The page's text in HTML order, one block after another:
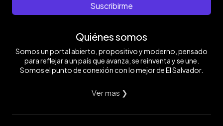
Suscribirme
Quiénes somos
Somos un portal abierto, propositivo y moderno, pensado
para reflejar a un país que avanza, se reinventa y se une.
Somos el punto de conexión con lo mejor de El Salvador.
Ver mas ❯